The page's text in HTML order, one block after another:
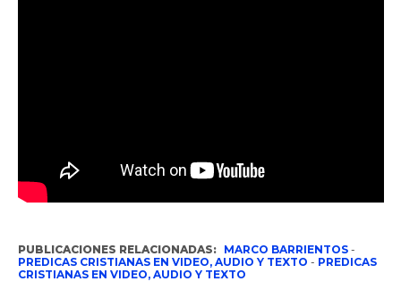
PUBLICACIONES RELACIONADAS: MARCO BARRIENTOS-
PREDICAS CRISTIANAS EN VIDEO, AUDIO Y TEXTO - PREDICAS
CRISTIANAS EN VIDEO, AUDIO Y TEXTO